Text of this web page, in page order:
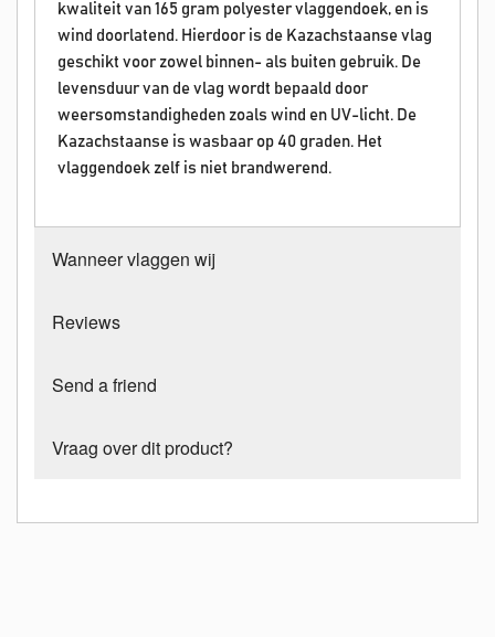
kwaliteit van 165 gram polyester vlaggendoek, en is
wind doorlatend. Hierdoor is de Kazachstaanse vlag
geschikt voor zowel binnen- als buiten gebruik. De
levensduur van de vlag wordt bepaald door
weersomstandigheden zoals wind en UV-licht. De
Kazachstaanse is wasbaar op 40 graden. Het
vlaggendoek zelf is niet brandwerend.
Wanneer vlaggen wij
Reviews
Send a friend
Vraag over dit product?